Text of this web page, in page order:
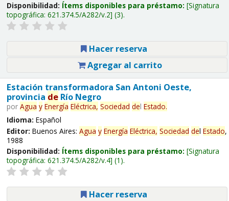
Disponibilidad: Ítems disponibles para préstamo: Signatura
topográfica: 621.374.5/A282/v.2 (3).
Hacer reserva
Agregar al carrito
Estación transformadora San Antoni Oeste,
provincia deRío Negro
por Agua y Energía Eléctrica, Sociedad del Estado.
Idioma: Español
Editor: Buenos Aires: Agua y Energía Eléctrica, Sociedad del Estado,
1988
Disponibilidad: Ítems disponibles para préstamo: Signatura
topográfica: 621.374.5/A282/v.4 (1).
Hacer reserva